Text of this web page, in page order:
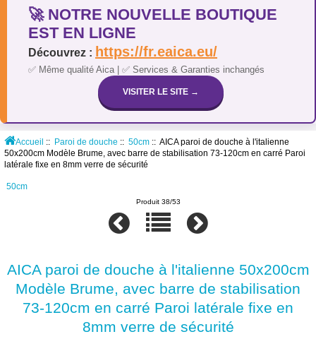
🚀 NOTRE NOUVELLE BOUTIQUE
EST EN LIGNE
Découvrez : https://fr.eaica.eu/
✅ Même qualité Aica | ✅ Services & Garanties inchangés
VISITER LE SITE →
Accueil :: Paroi de douche :: 50cm:: AICA paroi de douche à l'italienne
50x200cm Modèle Brume, avec barre de stabilisation 73-120cm en carré Paroi
latérale fixe en 8mm verre de sécurité
50cm
Produit 38/53
AICA paroi de douche à l'italienne 50x200cm
Modèle Brume, avec barre de stabilisation
73-120cm en carré Paroi latérale fixe en
8mm verre de sécurité